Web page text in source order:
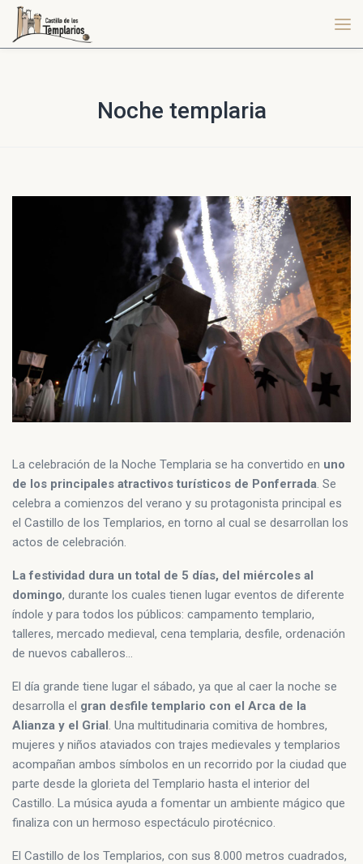
Noche templaria
La celebración de la Noche Templaria se ha convertido en uno
de los principales atractivos turísticos de Ponferrada. Se
celebra a comienzos del verano y su protagonista principal es
el Castillo de los Templarios, en torno al cual se desarrollan los
actos de celebración.
La festividad dura un total de 5 días, del miércoles al
domingo, durante los cuales tienen lugar eventos de diferente
índole y para todos los públicos: campamento templario,
talleres, mercado medieval, cena templaria, desfile, ordenación
de nuevos caballeros…
El día grande tiene lugar el sábado, ya que al caer la noche se
desarrolla el gran desfile templario con el Arca de la
Alianza y el Grial. Una multitudinaria comitiva de hombres,
mujeres y niños ataviados con trajes medievales y templarios
acompañan ambos símbolos en un recorrido por la ciudad que
parte desde la glorieta del Templario hasta el interior del
Castillo. La música ayuda a fomentar un ambiente mágico que
finaliza con un hermoso espectáculo pirotécnico.
El Castillo de los Templarios, con sus 8.000 metros cuadrados,